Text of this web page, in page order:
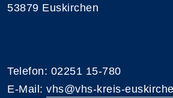
53879 Euskirchen
Telefon: 02251 15-780
E-Mail: vhs@vhs-kreis-